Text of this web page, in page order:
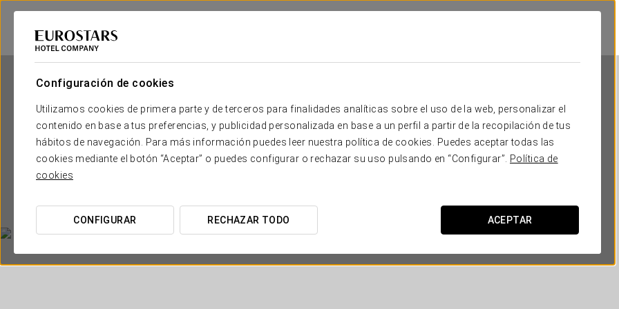
Configuración de cookies
Utilizamos cookies de primera parte y de terceros para finalidades analíticas sobre el uso de la web, personalizar el
contenido en base a tus preferencias, y publicidad personalizada en base a un perfil a partir de la recopilación de tus
hábitos de navegación. Para más información puedes leer nuestra política de cookies. Puedes aceptar todas las
cookies mediante el botón “Aceptar” o puedes configurar o rechazar su uso pulsando en “Configurar”.
Política de
cookies
CONFIGURAR RECHAZAR TODO ACEPTAR
LAS PALMAS DE GRAN CANARIA